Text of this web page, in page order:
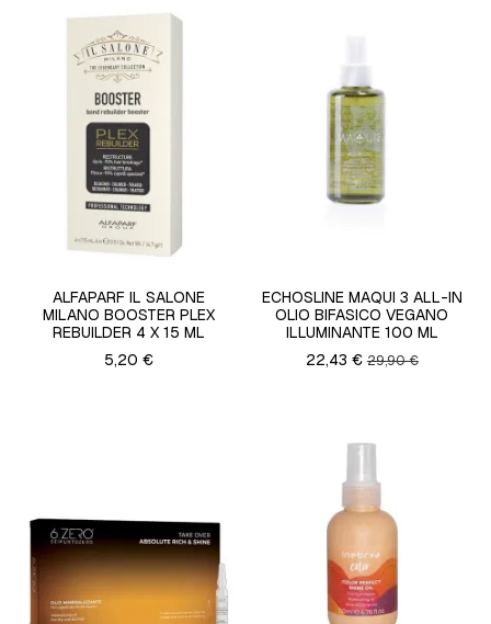
ALFAPARF IL SALONE
MILANO BOOSTER PLEX
REBUILDER 4 X 15 ML
5,20 €
ECHOSLINE MAQUI 3 ALL-IN
OLIO BIFASICO VEGANO
ILLUMINANTE 100 ML
22,43 €29,90 €